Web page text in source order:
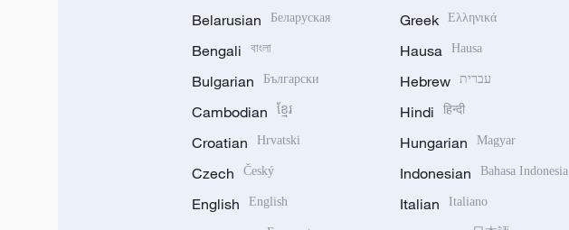
Belarusian Беларуская
Bengali বাংলা
Bulgarian Български
Cambodian ខ្មែរ
Croatian Hrvatski
Czech Český
English English
Greek Ελληνικά
Hausa Hausa
Hebrew עברית
Hindi हिन्दी
Hungarian Magyar
Indonesian Bahasa Indonesia
Italian Italiano